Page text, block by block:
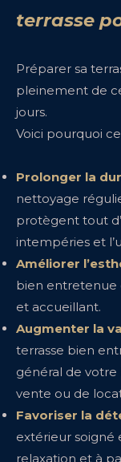
terrasse
Préparer sa
pleinement de
jours.
Voici pourquoi
Prolonger la
nettoyage
protègent tout
intempéries et
Améliorer
bien entretenue
et accueillant.
Augmenter la
terrasse bien
général de votre
vente ou de
Favoriser la
extérieur soigné
relaxation et à